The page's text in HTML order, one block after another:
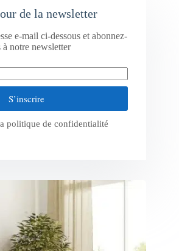
de la newsletter
e-mail ci-dessous et abonnez-
à notre newsletter
S’inscrire
politique de confidentialité